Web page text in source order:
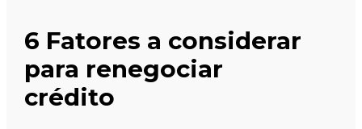
6 Fatores a considerar
para renegociar
crédito